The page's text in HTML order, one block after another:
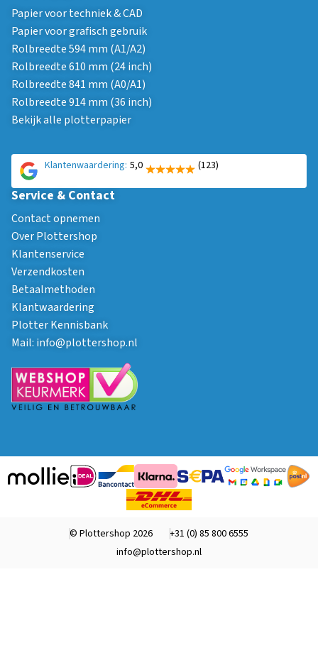
Papier voor techniek & CAD
Papier voor grafisch gebruik
Rolbreedte 594 mm (A1/A2)
Rolbreedte 610 mm (24 inch)
Rolbreedte 841 mm (A0/A1)
Rolbreedte 914 mm (36 inch)
Bekijk alle plotterpapier
Klantenwaardering: 5,0 (123)
Service & Contact
Contact opnemen
Over Plottershop
Klantenservice
Verzendkosten
Betaalmethoden
Klantwaardering
Plotter Kennisbank
Mail: info@plottershop.nl
© Plottershop 2026
+31 (0) 85 800 6555
info@plottershop.nl